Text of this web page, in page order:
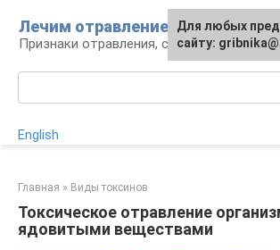
контенту
Лечим отравление
Признаки отравления, способы лечения
English
Главная » Виды токсинов
Токсическое отравление
ядовитыми веществами
Для любых
сайту: